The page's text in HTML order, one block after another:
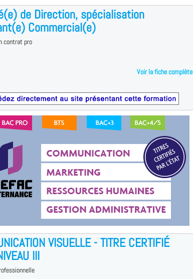
de Direction, spécialisation
Commercial(e)
contrat pro
Voir la fiche complète
VISUELLE - TITRE CERTIFIÉ
III